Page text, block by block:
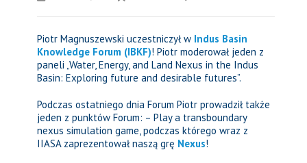
Piotr Magnuszewski uczestniczył w Indus Basin
Knowledge Forum (IBKF)! Piotr moderował jeden z
paneli „Water, Energy, and Land Nexus in the Indus
Basin: Exploring future and desirable futures”.
Podczas ostatniego dnia Forum Piotr prowadził także
jeden z punktów Forum: – Play a transboundary
nexus simulation game, podczas którego wraz z
IIASA zaprezentował naszą grę Nexus!